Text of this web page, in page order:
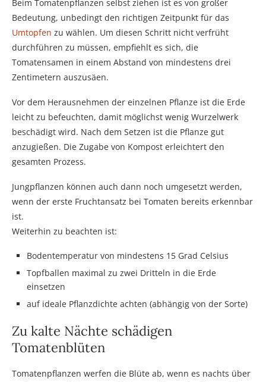
Beim Tomatenpflanzen selbst ziehen ist es von großer
Bedeutung, unbedingt den richtigen Zeitpunkt für das
Umtopfen zu wählen. Um diesen Schritt nicht verfrüht
durchführen zu müssen, empfiehlt es sich, die
Tomatensamen in einem Abstand von mindestens drei
Zentimetern auszusäen.
Vor dem Herausnehmen der einzelnen Pflanze ist die Erde
leicht zu befeuchten, damit möglichst wenig Wurzelwerk
beschädigt wird. Nach dem Setzen ist die Pflanze gut
anzugießen. Die Zugabe von Kompost erleichtert den
gesamten Prozess.
Jungpflanzen können auch dann noch umgesetzt werden,
wenn der erste Fruchtansatz bei Tomaten bereits erkennbar
ist.
Weiterhin zu beachten ist:
Bodentemperatur von mindestens 15 Grad Celsius
Topfballen maximal zu zwei Dritteln in die Erde
einsetzen
auf ideale Pflanzdichte achten (abhängig von der Sorte)
Zu kalte Nächte schädigen
Tomatenblüten
Tomatenpflanzen werfen die Blüte ab, wenn es nachts über